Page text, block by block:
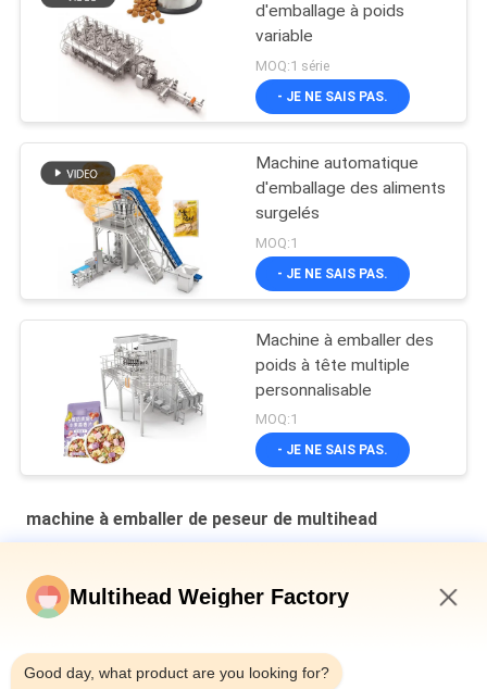
d'emballage à poids
variable
MOQ:1 série
- JE NE SAIS PAS.
Machine automatique
d'emballage des aliments
surgelés
MOQ:1
- JE NE SAIS PAS.
Machine à emballer des
poids à tête multiple
personnalisable
MOQ:1
- JE NE SAIS PAS.
machine à emballer de peseur de multihead
multi-tête pesanteur de pain en sac
Multihead Weigher Factory
Good day, what product are you looking for?